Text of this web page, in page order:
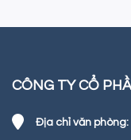
CÔNG TY CỔ
Địa chỉ văn phòng: